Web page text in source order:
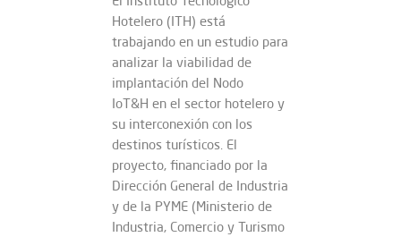
Hotelero (ITH) está
trabajando en un estudio para
analizar la viabilidad de
implantación del Nodo
IoT&H en el sector hotelero y
su interconexión con los
destinos turísticos. El
proyecto, financiado por la
Dirección General de Industria
y de la PYME (Ministerio de
Industria, Comercio y Turismo